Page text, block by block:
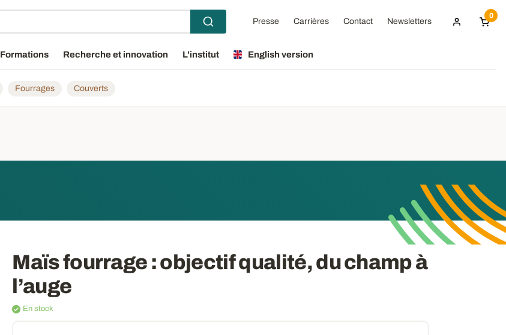
Presse Carrières Contact Newsletters
0
Formations Recherche et innovation L'institut English version
Fourrages Couverts
Maïs fourrage : objectif qualité, du champ à
l’auge
En stock